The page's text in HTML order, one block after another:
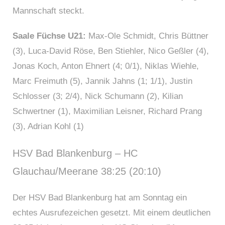
Mannschaft steckt.
Saale Füchse U21: Max-Ole Schmidt, Chris Büttner
(3), Luca-David Röse, Ben Stiehler, Nico Geßler (4),
Jonas Koch, Anton Ehnert (4; 0/1), Niklas Wiehle,
Marc Freimuth (5), Jannik Jahns (1; 1/1), Justin
Schlosser (3; 2/4), Nick Schumann (2), Kilian
Schwertner (1), Maximilian Leisner, Richard Prang
(3), Adrian Kohl (1)
HSV Bad Blankenburg – HC
Glauchau/Meerane 38:25 (20:10)
Der HSV Bad Blankenburg hat am Sonntag ein
echtes Ausrufezeichen gesetzt. Mit einem deutlichen